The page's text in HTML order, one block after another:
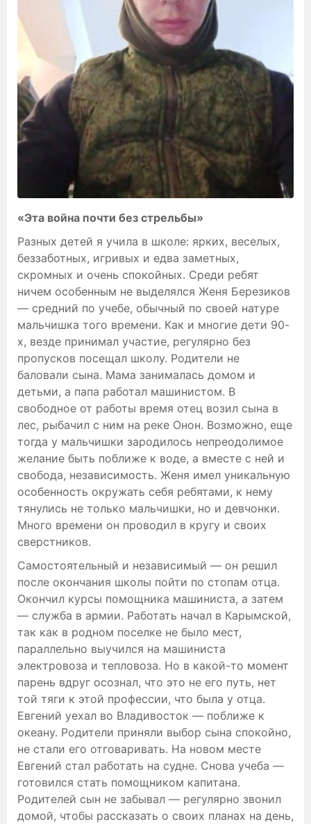
«Эта война почти без стрельбы»
Разных детей я учила в школе: ярких, веселых,
беззаботных, игривых и едва заметных,
скромных и очень спокойных. Среди ребят
ничем особенным не выделялся Женя Березиков
— средний по учебе, обычный по своей натуре
мальчишка того времени. Как и многие дети 90-
х, везде принимал участие, регулярно без
пропусков посещал школу. Родители не
баловали сына. Мама занималась домом и
детьми, а папа работал машинистом. В
свободное от работы время отец возил сына в
лес, рыбачил с ним на реке Онон. Возможно, еще
тогда у мальчишки зародилось непреодолимое
желание быть поближе к воде, а вместе с ней и
свобода, независимость. Женя имел уникальную
особенность окружать себя ребятами, к нему
тянулись не только мальчишки, но и девчонки.
Много времени он проводил в кругу и своих
сверстников.
Самостоятельный и независимый — он решил
после окончания школы пойти по стопам отца.
Окончил курсы помощника машиниста, а затем
— служба в армии. Работать начал в Карымской,
так как в родном поселке не было мест,
параллельно выучился на машиниста
электровоза и тепловоза. Но в какой-то момент
парень вдруг осознал, что это не его путь, нет
той тяги к этой профессии, что была у отца.
Евгений уехал во Владивосток — поближе к
океану. Родители приняли выбор сына спокойно,
не стали его отговаривать. На новом месте
Евгений стал работать на судне. Снова учеба —
готовился стать помощником капитана.
Родителей сын не забывал — регулярно звонил
домой, чтобы рассказать о своих планах на день,